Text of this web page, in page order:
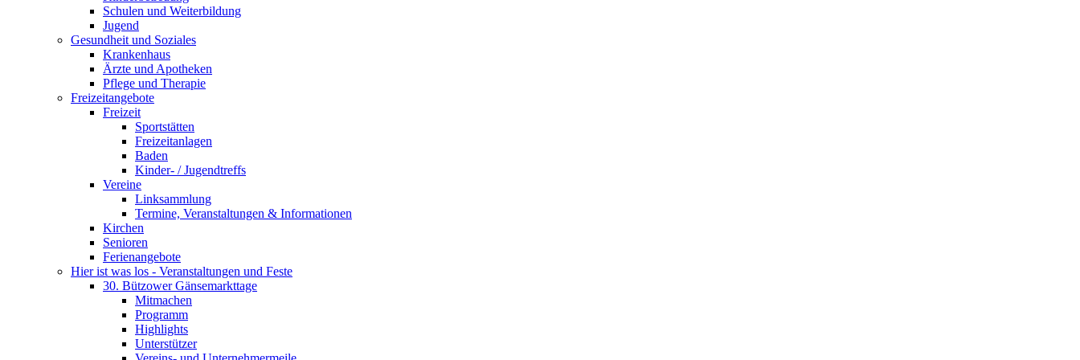
Schulen und Weiterbildung
Jugend
Gesundheit und Soziales
Krankenhaus
Ärzte und Apotheken
Pflege und Therapie
Freizeitangebote
Freizeit
Sportstätten
Freizeitanlagen
Baden
Kinder- / Jugendtreffs
Vereine
Linksammlung
Termine, Veranstaltungen & Informationen
Kirchen
Senioren
Ferienangebote
Hier ist was los - Veranstaltungen und Feste
30. Bützower Gänsemarkttage
Mitmachen
Programm
Highlights
Unterstützer